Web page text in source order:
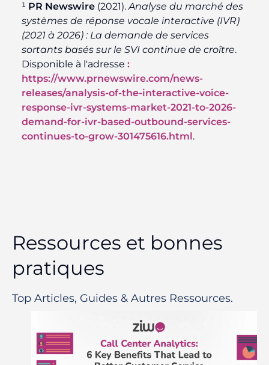
¹ PR Newswire (2021).Analyse du marché des
systèmes de réponse vocale interactive (IVR)
(2021 à 2026) : La demande de services
sortants basés sur le SVI continue de croître.
Disponible à l'adresse :
https://www.prnewswire.com/news-
releases/analysis-of-the-interactive-voice-
response-ivr-systems-market-2021-to-2026-
demand-for-ivr-based-outbound-services-
continues-to-grow-301475616.html .
Ressources et bonnes
pratiques
Top Articles, Guides & Autres Ressources.